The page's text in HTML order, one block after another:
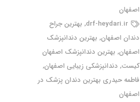
اصفهان
drf-heydari.ir
, بهترین جراح
دندان اصفهان, بهترین دندانپزشک
اصفهان, بهترین دندانپزشک اصفهان
کیست, دندانپزشکی زیبایی اصفهان,
فاطمه حیدری بهترین دندان پزشک در
اصفهان